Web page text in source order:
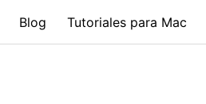
Blog Tutoriales para Mac